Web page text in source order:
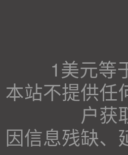
1美元等
本站不提供任
户获
因信息残缺、